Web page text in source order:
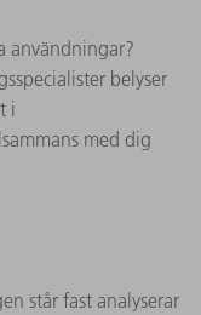
användningar?
belyser
i
med dig
står fast analyserar